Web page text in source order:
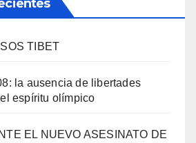
SOS TIBET
la ausencia de libertades
espí­ritu olí­mpico
EL NUEVO ASESINATO DE